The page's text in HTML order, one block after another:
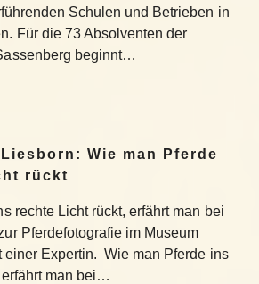
Schulen und Betrieben in
Für die 73 Absolventen der
beginnt…
Wie man Pferde
rückt
rechte Licht rückt, erfährt man bei
Pferdefotografie im Museum
einer Expertin. Wie man Pferde ins
man bei…